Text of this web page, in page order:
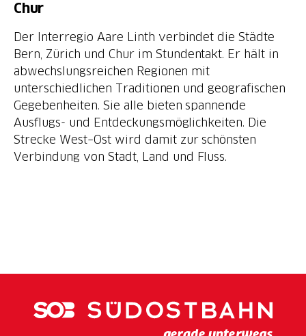
Chur
Der Interregio Aare Linth verbindet die Städte
Bern, Zürich und Chur im Stundentakt. Er hält in
abwechslungsreichen Regionen mit
unterschiedlichen Traditionen und geografischen
Gegebenheiten. Sie alle bieten spannende
Ausflugs- und Entdeckungsmöglichkeiten. Die
Strecke West–Ost wird damit zur schönsten
Verbindung von Stadt, Land und Fluss.